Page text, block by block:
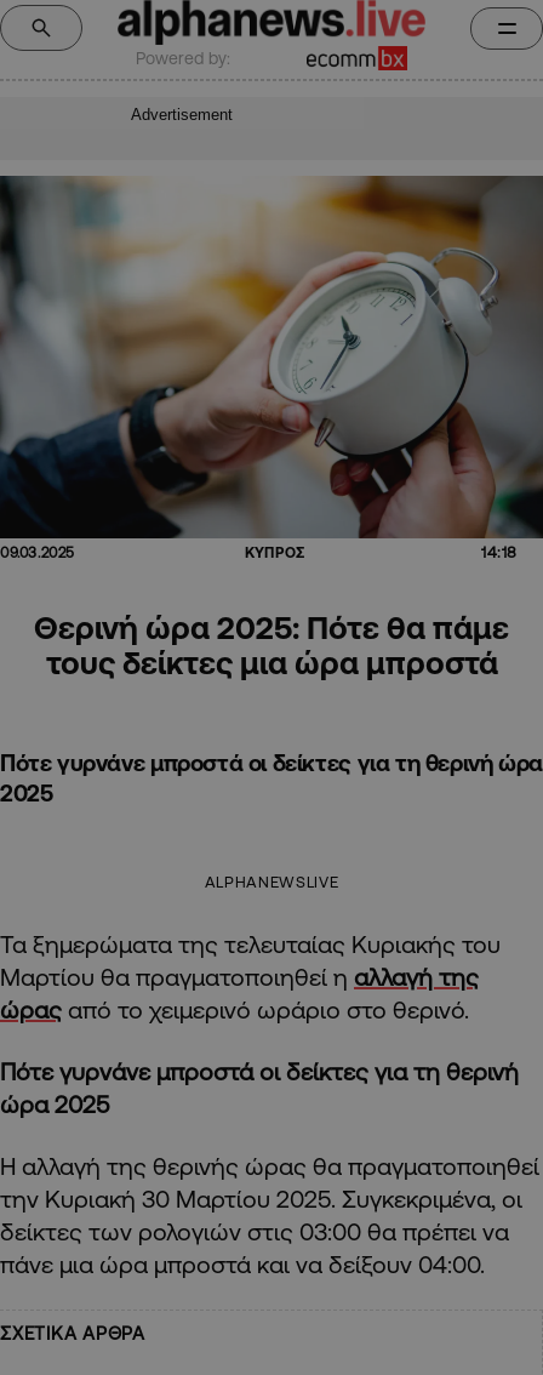
Powered by:
Advertisement
09.03.2025 ΚΥΠΡΟΣ 14:18
Θερινή ώρα 2025: Πότε θα πάμε
τους δείκτες μια ώρα μπροστά
Πότε γυρνάνε μπροστά οι δείκτες για τη θερινή ώρα
2025
ALPHANEWSLIVE
Τα ξημερώματα της τελευταίας Κυριακής του
Μαρτίου θα πραγματοποιηθεί η αλλαγή της
ώρας από το χειμερινό ωράριο στο θερινό.
Πότε γυρνάνε μπροστά οι δείκτες για τη θερινή
ώρα 2025
Η αλλαγή της θερινής ώρας θα πραγματοποιηθεί
την Κυριακή 30 Μαρτίου 2025. Συγκεκριμένα, οι
δείκτες των ρολογιών στις 03:00 θα πρέπει να
πάνε μια ώρα μπροστά και να δείξουν 04:00.
ΣΧΕΤΙΚΑ ΑΡΘΡΑ